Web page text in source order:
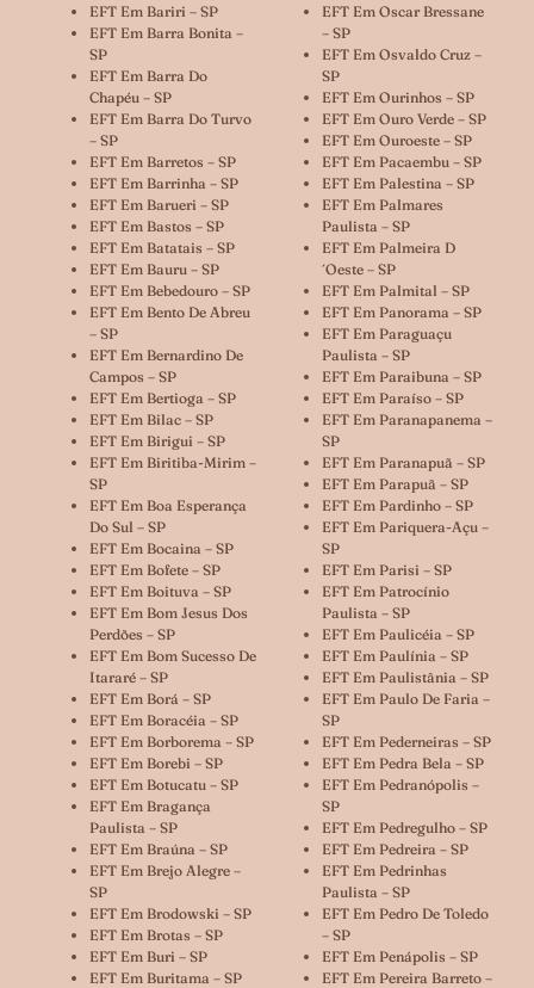
EFT Em Bariri – SP
EFT Em Barra Bonita –
SP
EFT Em Barra Do
Chapéu – SP
EFT Em Barra Do Turvo
– SP
EFT Em Barretos – SP
EFT Em Barrinha – SP
EFT Em Barueri – SP
EFT Em Bastos – SP
EFT Em Batatais – SP
EFT Em Bauru – SP
EFT Em Bebedouro – SP
EFT Em Bento De Abreu
– SP
EFT Em Bernardino De
Campos – SP
EFT Em Bertioga – SP
EFT Em Bilac – SP
EFT Em Birigui – SP
EFT Em Biritiba-Mirim –
SP
EFT Em Boa Esperança
Do Sul – SP
EFT Em Bocaina – SP
EFT Em Bofete – SP
EFT Em Boituva – SP
EFT Em Bom Jesus Dos
Perdões – SP
EFT Em Bom Sucesso De
Itararé – SP
EFT Em Borá – SP
EFT Em Boracéia – SP
EFT Em Borborema – SP
EFT Em Borebi – SP
EFT Em Botucatu – SP
EFT Em Bragança
Paulista – SP
EFT Em Braúna – SP
EFT Em Brejo Alegre –
SP
EFT Em Brodowski – SP
EFT Em Brotas – SP
EFT Em Buri – SP
EFT Em Buritama – SP
EFT Em Oscar Bressane
– SP
EFT Em Osvaldo Cruz –
SP
EFT Em Ourinhos – SP
EFT Em Ouro Verde – SP
EFT Em Ouroeste – SP
EFT Em Pacaembu – SP
EFT Em Palestina – SP
EFT Em Palmares
Paulista – SP
EFT Em Palmeira D
´oeste – SP
EFT Em Palmital – SP
EFT Em Panorama – SP
EFT Em Paraguaçu
Paulista – SP
EFT Em Paraibuna – SP
EFT Em Paraíso – SP
EFT Em Paranapanema –
SP
EFT Em Paranapuã – SP
EFT Em Parapuã – SP
EFT Em Pardinho – SP
EFT Em Pariquera-Açu –
SP
EFT Em Parisi – SP
EFT Em Patrocínio
Paulista – SP
EFT Em Paulicéia – SP
EFT Em Paulínia – SP
EFT Em Paulistânia – SP
EFT Em Paulo De Faria –
SP
EFT Em Pederneiras – SP
EFT Em Pedra Bela – SP
EFT Em Pedranópolis –
SP
EFT Em Pedregulho – SP
EFT Em Pedreira – SP
EFT Em Pedrinhas
Paulista – SP
EFT Em Pedro De Toledo
– SP
EFT Em Penápolis – SP
EFT Em Pereira Barreto –